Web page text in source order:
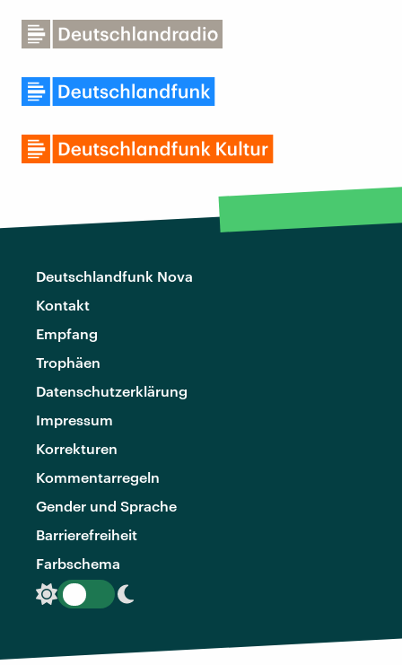
Deutschlandfunk Nova
Kontakt
Empfang
Trophäen
Datenschutzerklärung
Impressum
Korrekturen
Kommentarregeln
Gender und Sprache
Barrierefreiheit
Farbschema